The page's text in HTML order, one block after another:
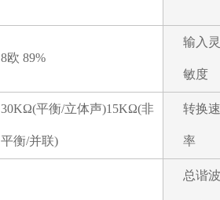
8欧 89%
输入灵
敏度
30KΩ(平衡/立体声)15KΩ(非
平衡/并联)
转换速
率
总谐波